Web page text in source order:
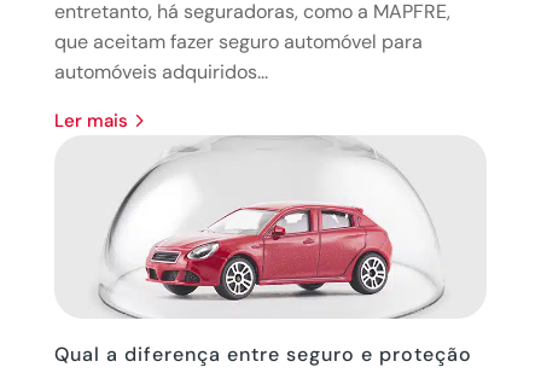
entretanto, há seguradoras, como a MAPFRE,
que aceitam fazer seguro automóvel para
automóveis adquiridos...
ler mais
Qual a diferença entre seguro e proteção